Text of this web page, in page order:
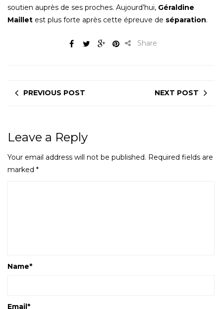
soutien auprès de ses proches. Aujourd’hui, Géraldine
Maillet est plus forte après cette épreuve de séparation.
Share
PREVIOUS POST NEXT POST
Leave a Reply
Your email address will not be published. Required fields are
marked *
Name*
Email*